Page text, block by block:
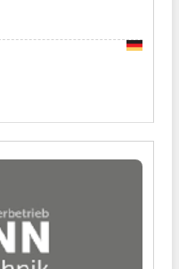
an jungen
gewerblichen und
Kundenkontakt,
Das zeichnet